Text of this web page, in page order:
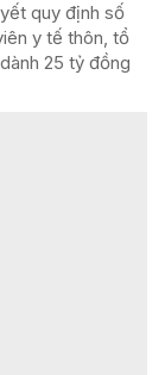
quy định số
y tế thôn, tổ
25 tỷ đồng